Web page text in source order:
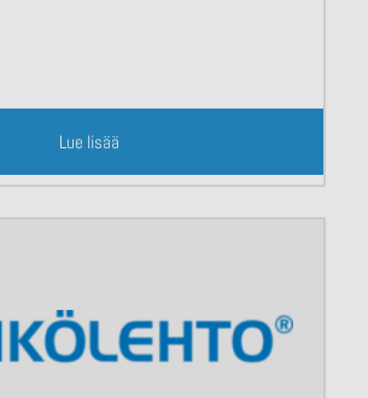
Lue lisää